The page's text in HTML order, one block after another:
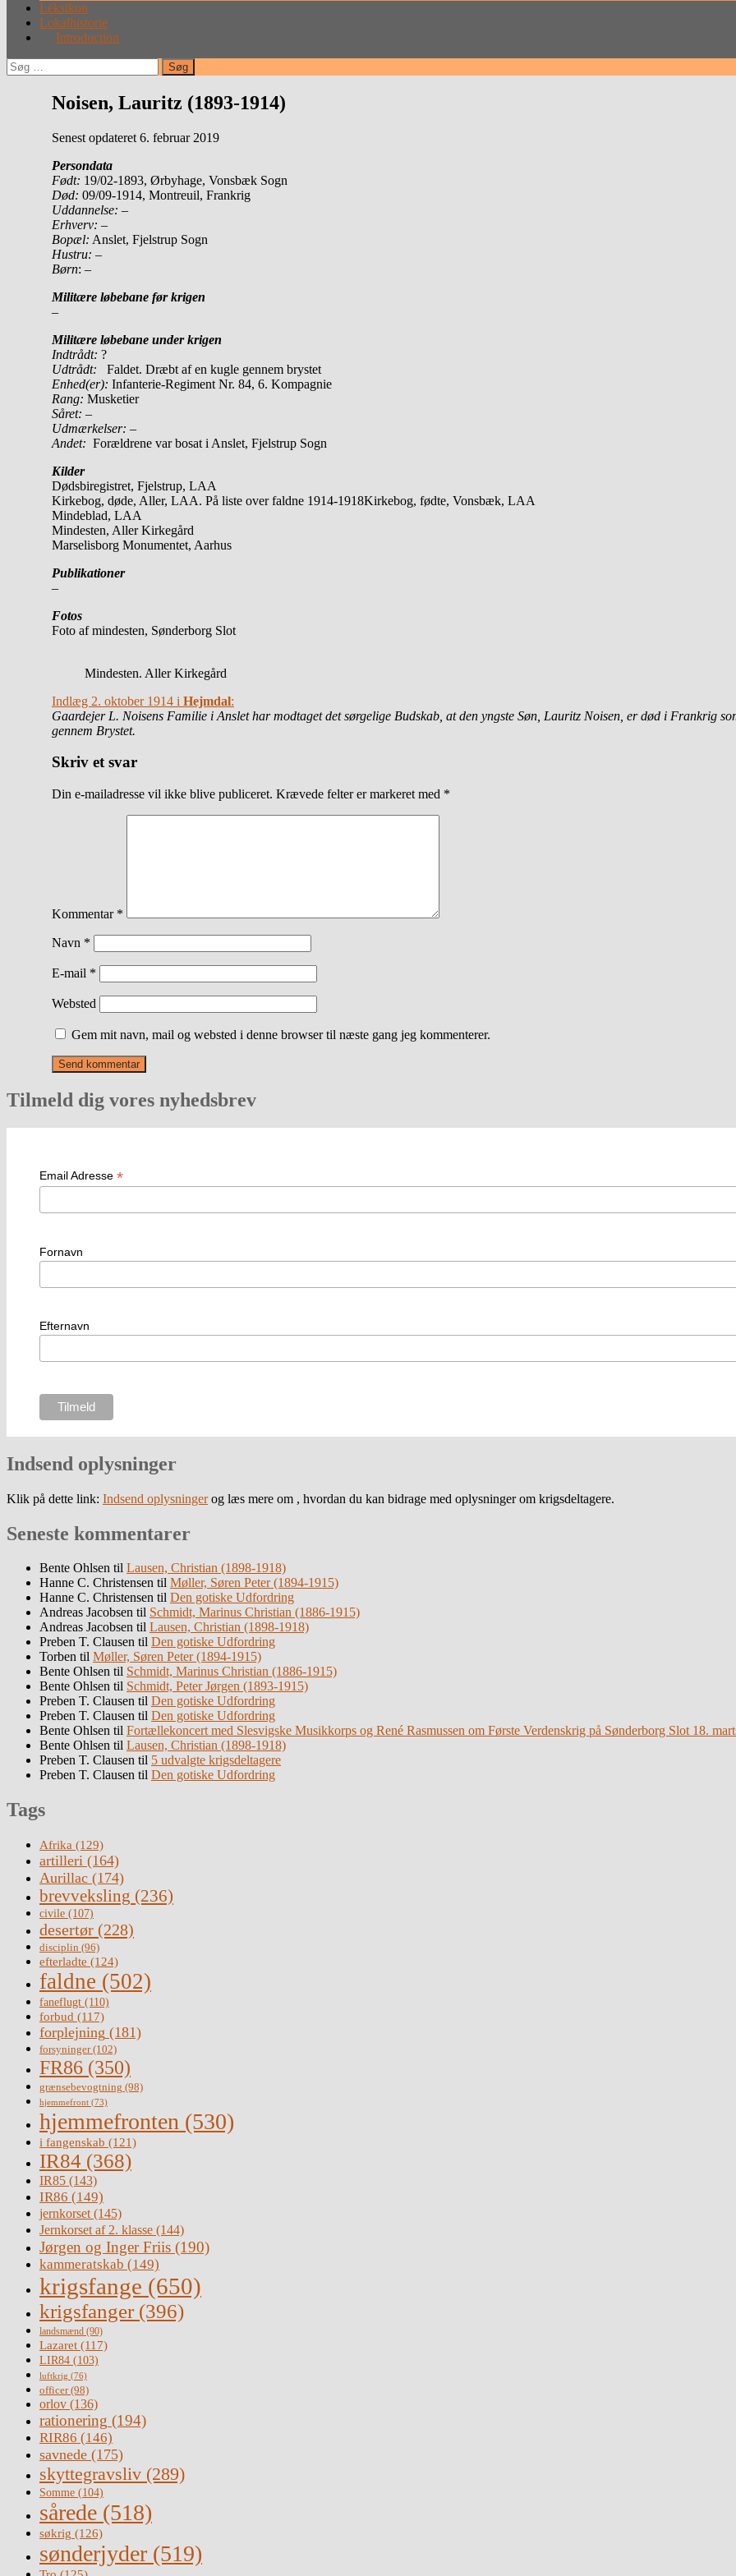
Leksikon
Lokalhistorie
Introduction
Søg
efter:
Noisen, Lauritz (1893-1914)
Senest opdateret 6. februar 2019
Persondata
Født: 19/02-1893, Ørbyhage, Vonsbæk Sogn
Død: 09/09-1914, Montreuil, Frankrig
Uddannelse: –
Erhverv: –
Bopæl: Anslet, Fjelstrup Sogn
Hustru: –
Børn: –
Militære løbebane før krigen
–
Militære løbebane under krigen
Indtrådt: ?
Udtrådt: Faldet. Dræbt af en kugle gennem brystet
Enhed(er): Infanterie-Regiment Nr. 84, 6. Kompagnie
Rang: Musketier
Såret: –
Udmærkelser: –
Andet: Forældrene var bosat i Anslet, Fjelstrup Sogn
Kilder
Dødsbiregistret, Fjelstrup, LAA
Kirkebog, døde, Aller, LAA. På liste over faldne 1914-1918Kirkebog, fødte, Vonsbæk, LAA
Mindeblad, LAA
Mindesten, Aller Kirkegård
Marselisborg Monumentet, Aarhus
Publikationer
–
Fotos
Foto af mindesten, Sønderborg Slot
Mindesten. Aller Kirkegård
Indlæg 2. oktober 1914 i Hejmdal:
Gaardejer L. Noisens Familie i Anslet har modtaget det sørgelige Budskab, at den yngste Søn, Lauritz Noisen, er død i Frankrig
gennem Brystet.
Skriv et svar
Din e-mailadresse vil ikke blive publiceret. Krævede felter er markeret med *
Kommentar *
Navn *
E-mail *
Websted
Gem mit navn, mail og websted i denne browser til næste gang jeg kommenterer.
Tilmeld dig vores nyhedsbrev
Email Adresse *
Fornavn
Efternavn
Indsend oplysninger
Klik på dette link: Indsend oplysningerog læs mere om , hvordan du kan bidrage med oplysninger om krigsdeltagere.
Seneste kommentarer
Bente Ohlsen til Lausen, Christian (1898-1918)
Hanne C. Christensen til Møller, Søren Peter (1894-1915)
Hanne C. Christensen til Den gotiske Udfordring
Andreas Jacobsen til Schmidt, Marinus Christian (1886-1915)
Andreas Jacobsen til Lausen, Christian (1898-1918)
Preben T. Clausen til Den gotiske Udfordring
Torben til Møller, Søren Peter (1894-1915)
Bente Ohlsen til Schmidt, Marinus Christian (1886-1915)
Bente Ohlsen til Schmidt, Peter Jørgen (1893-1915)
Preben T. Clausen til Den gotiske Udfordring
Preben T. Clausen til Den gotiske Udfordring
Bente Ohlsen til Fortællekoncert med Slesvigske Musikkorps og René Rasmussen om Første Verdenskrig på Sønderborg Slot 18.
Bente Ohlsen til Lausen, Christian (1898-1918)
Preben T. Clausen til 5 udvalgte krigsdeltagere
Preben T. Clausen til Den gotiske Udfordring
Tags
Afrika (129)
artilleri (164)
Aurillac (174)
brevveksling (236)
civile (107)
desertør (228)
disciplin (96)
efterladte (124)
faldne (502)
faneflugt (110)
forbud (117)
forplejning (181)
forsyninger(102)
FR86 (350)
grænsebevogtning (98)
hjemmefront (73)
hjemmefronten (530)
i fangenskab (121)
IR84 (368)
IR85 (143)
IR86 (149)
jernkorset(145)
Jernkorset af 2. klasse (144)
Jørgen og Inger Friis (190)
kammeratskab (149)
krigsfange (650)
krigsfanger (396)
landsmænd (90)
Lazaret (117)
LIR84 (103)
luftkrig (76)
officer(98)
orlov (136)
rationering (194)
RIR86 (146)
savnede (175)
skyttegravsliv (289)
Somme (104)
sårede (518)
søkrig (126)
sønderjyder (519)